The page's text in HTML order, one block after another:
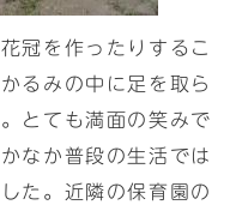
冠を作ったりするこ
るみの中に足を取ら
とても満面の笑みで
なか普段の生活では
た。近隣の保育園の